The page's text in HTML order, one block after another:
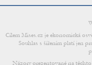
Cílem Mises.cz je ekonomická
Souhlas s šířením platí jen
Názory prezentované na